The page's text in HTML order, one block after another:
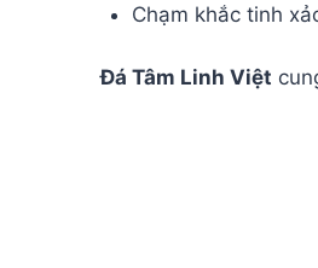
Chạm khắc tinh
Đá Tâm Linh Việt